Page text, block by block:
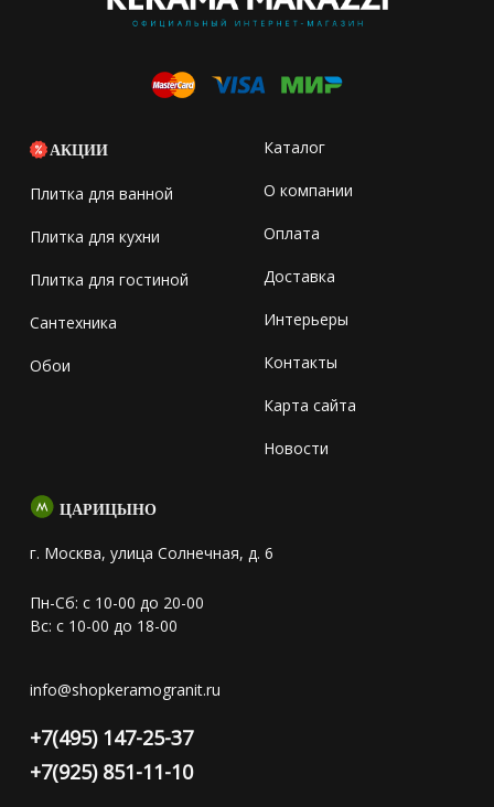
АКЦИИ
Плитка для ванной
Плитка для кухни
Плитка для гостиной
Сантехника
Обои
Каталог
О компании
Оплата
Доставка
Интерьеры
Контакты
Карта сайта
Новости
ЦАРИЦЫНО
г. Москва, улица Солнечная, д. 6
Пн-Сб: с 10-00 до 20-00
Вс: с 10-00 до 18-00
info@shopkeramogranit.ru
+7(495) 147-25-37
+7(925) 851-11-10